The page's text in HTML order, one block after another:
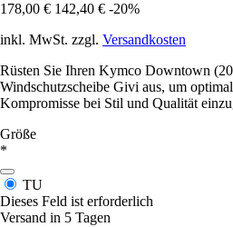
178,00 € 142,40 € -20%
inkl. MwSt. zzgl. Versandkosten
Rüsten Sie Ihren Kymco Downtown
Windschutzscheibe Givi aus, um
Kompromisse bei Stil und Qualität
Größe
*
TU
Dieses Feld ist erforderlich
Versand in 5 Tagen